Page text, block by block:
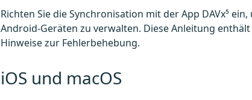
Richten Sie die Synchronisation mit der App DAVx⁵
Android-Geräten zu verwalten. Diese Anleitung
Hinweise zur Fehlerbehebung.
iOS und macOS